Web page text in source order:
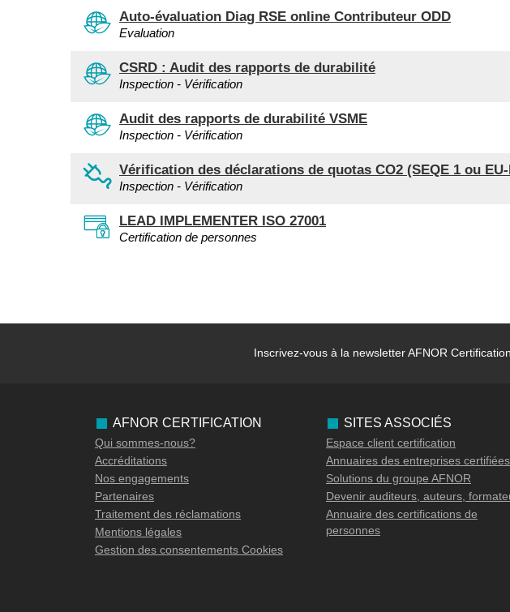
Auto-évaluation Diag RSE online Contributeur ODD
Evaluation
CSRD : Audit des rapports de durabilité
Inspection - Vérification
Audit des rapports de durabilité VSME
Inspection - Vérification
Vérification des déclarations de quotas CO2 (SEQE 1 ou EU-
Inspection - Vérification
LEAD IMPLEMENTER ISO 27001
Certification de personnes
Inscrivez-vous à la newsletterAFNOR
AFNOR CERTIFICATION
Qui sommes-nous?
Accréditations
Nos engagements
Partenaires
Traitement des réclamations
Mentions légales
Gestion des consentements Cookies
SITES ASSOCIÉS
Espace client certification
Annuaires des entreprises certifiées
Solutions du groupe AFNOR
Devenir auditeurs, auteurs,
Annuaire des certifications de
personnes